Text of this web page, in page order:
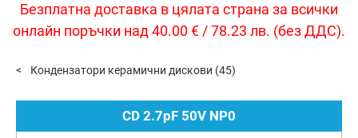
Безплатна доставка в цялата страна за всички
онлайн поръчки над 40.00 € / 78.23 лв. (без ДДС).
Кондензатори керамични дискови (45)
CD 2.7pF 50V NP0